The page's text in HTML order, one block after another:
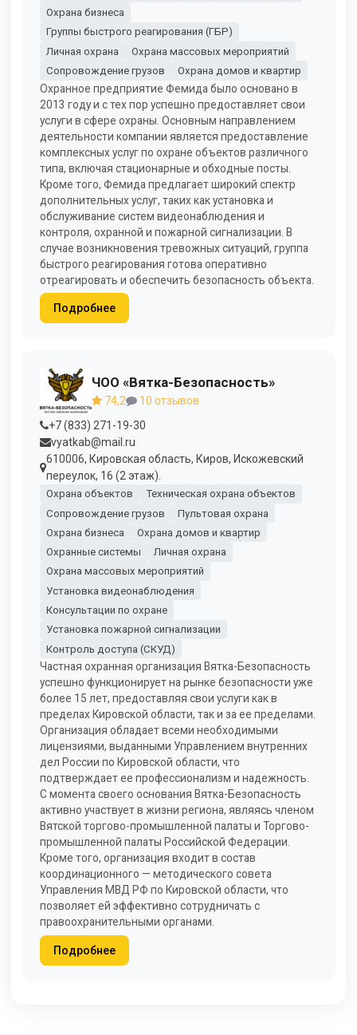
Охрана бизнеса
Группы быстрого реагирования (ГБР)
Личная охрана
Охрана массовых мероприятий
Сопровождение грузов
Охрана домов и квартир
Охранное предприятие Фемида было основано в
2013 году и с тех пор успешно предоставляет свои
услуги в сфере охраны. Основным направлением
деятельности компании является предоставление
комплексных услуг по охране объектов различного
типа, включая стационарные и обходные посты.
Кроме того, Фемида предлагает широкий спектр
дополнительных услуг, таких как установка и
обслуживание систем видеонаблюдения и
контроля, охранной и пожарной сигнализации. В
случае возникновения тревожных ситуаций, группа
быстрого реагирования готова оперативно
отреагировать и обеспечить безопасность объекта.
Подробнее
ЧОО «Вятка-Безопасность»
74,2
10 отзывов
+7 (833) 271-19-30
vyatkab@mail.ru
610006, Кировская область, Киров, Искожевский
переулок, 16 (2 этаж).
Охрана объектов
Техническая охрана объектов
Сопровождение грузов
Пультовая охрана
Охрана бизнеса
Охрана домов и квартир
Охранные системы
Личная охрана
Охрана массовых мероприятий
Установка видеонаблюдения
Консультации по охране
Установка пожарной сигнализации
Контроль доступа (СКУД)
Частная охранная организация Вятка-Безопасность
успешно функционирует на рынке безопасности уже
более 15 лет, предоставляя свои услуги как в
пределах Кировской области, так и за ее пределами.
Организация обладает всеми необходимыми
лицензиями, выданными Управлением внутренних
дел России по Кировской области, что
подтверждает ее профессионализм и надежность.
С момента своего основания Вятка-Безопасность
активно участвует в жизни региона, являясь членом
Вятской торгово-промышленной палаты и Торгово-
промышленной палаты Российской Федерации.
Кроме того, организация входит в состав
координационного — методического совета
Управления МВД РФ по Кировской области, что
позволяет ей эффективно сотрудничать с
правоохранительными органами.
Подробнее